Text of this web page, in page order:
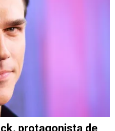
protagonista de